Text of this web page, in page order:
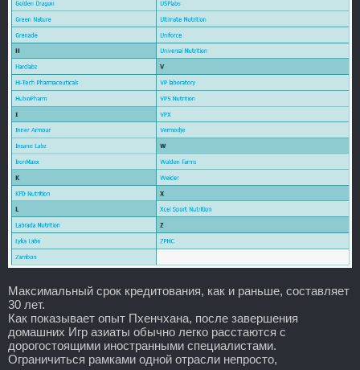
Максимальный срок кредитования, как и раньше, составляет
30 лет.
Как показывает опыт Пхенчхана, после завершения
домашних Игр азиаты обычно легко расстаются с
дорогостоящими иностранными специалистами.
Ограничиться рамками одной отрасли непросто,